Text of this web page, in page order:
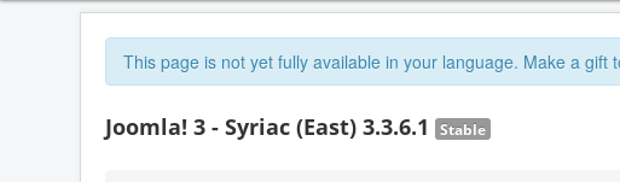
This page is not yet fully available in your language. Make a gift
Joomla! 3 - Syriac (East) 3.3.6.1 Stable